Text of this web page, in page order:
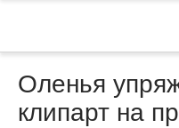
Оленья
клипарт на